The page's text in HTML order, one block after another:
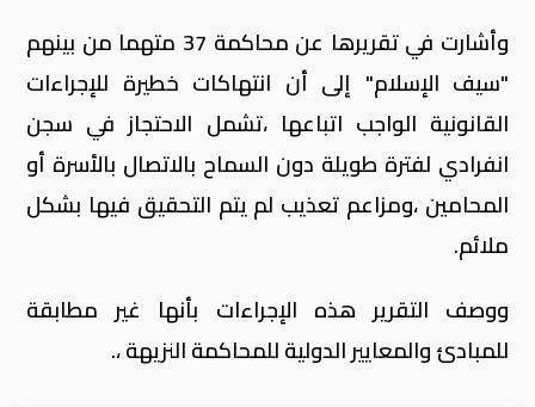
وأشارت في تقريرها عن محاكمة 37 متهما من بينهم
"سيف الإسلام" إلى أن انتهاكات خطيرة للإجراءات
القانونية الواجب اتباعها ،تشمل الاحتجاز في سجن
انفرادي لفترة طويلة دون السماح بالاتصال بالأسرة أو
المحامين ،ومزاعم تعذيب لم يتم التحقيق فيها بشكل
ملائم.
ووصف التقرير هذه الإجراءات بأنها غير مطابقة
للمبادئ والمعايير الدولية للمحاكمة النزيهة ،.